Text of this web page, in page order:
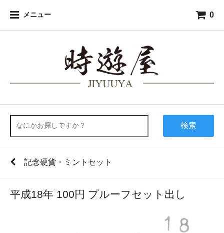
メニュー 0
検索
記念硬貨・ミントセット
平成18年 100円 プルーフセット出し